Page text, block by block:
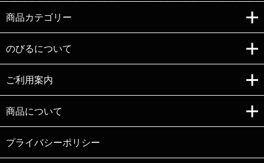
商品カテゴリー
のびるについて
ご利用案内
商品について
プライバシーポリシー
Copyright (C)e-nobiru All right reserved.